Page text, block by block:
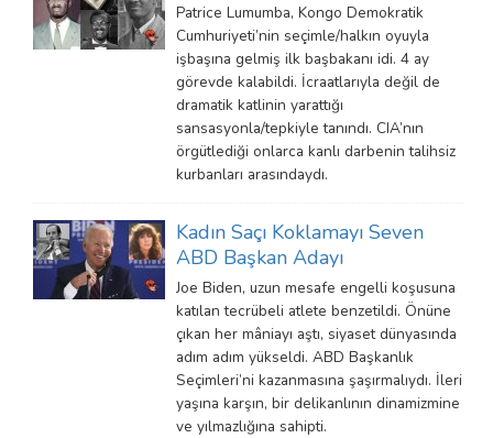
Patrice Lumumba, Kongo Demokratik
Cumhuriyeti’nin seçimle/halkın oyuyla
işbaşına gelmiş ilk başbakanı idi. 4 ay
görevde kalabildi. İcraatlarıyla değil de
dramatik katlinin yarattığı
sansasyonla/tepkiyle tanındı. CIA’nın
örgütlediği onlarca kanlı darbenin talihsiz
kurbanları arasındaydı.
Kadın Saçı Koklamayı Seven
ABD Başkan Adayı
Joe Biden, uzun mesafe engelli koşusuna
katılan tecrübeli atlete benzetildi. Önüne
çıkan her mâniayı aştı, siyaset dünyasında
adım adım yükseldi. ABD Başkanlık
Seçimleri’ni kazanmasına şaşırmalıydı. İleri
yaşına karşın, bir delikanlının dinamizmine
ve yılmazlığına sahipti.